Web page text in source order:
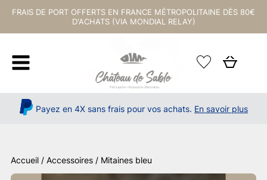
FRAIS DE PORT OFFERTS EN FRANCE MÉTROPOLITAINE DÈS 80€
D'ACHATS (VIA MONDIAL RELAY)
Payez en 4X sans frais pour vos achats. En savoir plus
Accueil / Accessoires / Mitaines bleu